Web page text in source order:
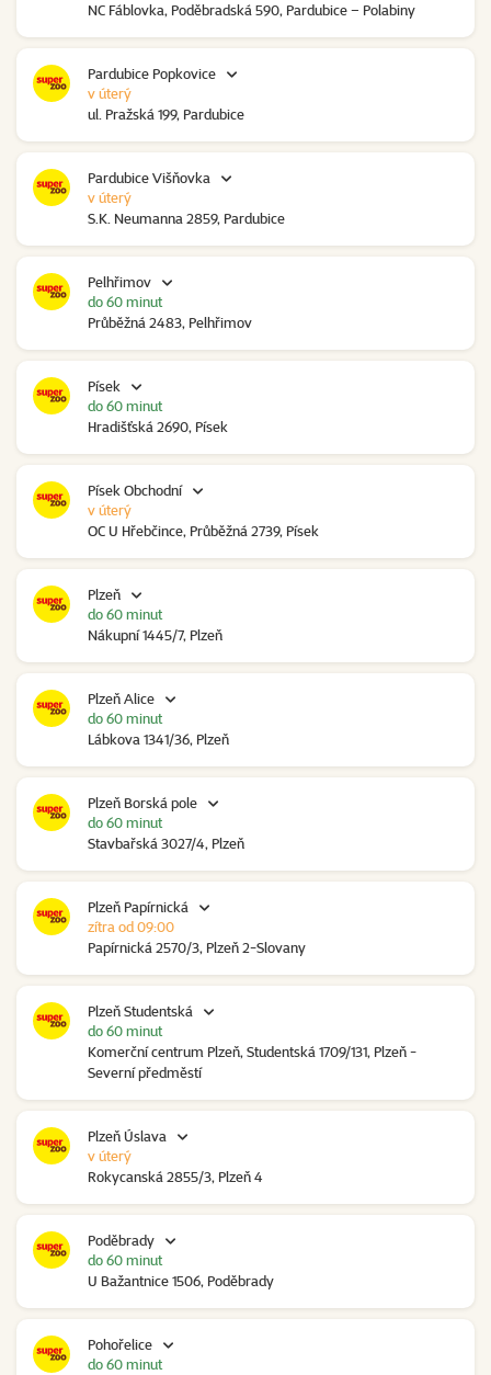
NC Fáblovka, Poděbradská 590, Pardubice – Polabiny
Pardubice Popkovice
ul. Pražská 199, Pardubice
v úterý
Pardubice Višňovka
S.K. Neumanna 2859, Pardubice
v úterý
Pelhřimov
Průběžná 2483, Pelhřimov
do 60 minut
Písek
Hradišťská 2690, Písek
do 60 minut
Písek Obchodní
OC U Hřebčince, Průběžná 2739, Písek
v úterý
Plzeň
Nákupní 1445/7, Plzeň
do 60 minut
Plzeň Alice
Lábkova 1341/36, Plzeň
do 60 minut
Plzeň Borská pole
Stavbařská 3027/4, Plzeň
do 60 minut
Plzeň Papírnická
Papírnická 2570/3, Plzeň 2-Slovany
zítra od 09:00
Plzeň Studentská
Komerční centrum Plzeň, Studentská 1709/131, Plzeň -
Severní předměstí
do 60 minut
Plzeň Úslava
Rokycanská 2855/3, Plzeň 4
v úterý
Poděbrady
U Bažantnice 1506, Poděbrady
do 60 minut
Pohořelice
do 60 minut